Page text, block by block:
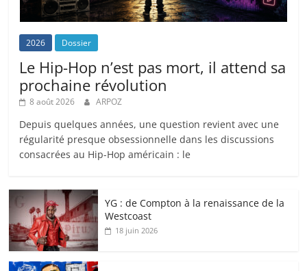
2026 Dossier
Le Hip-Hop n’est pas mort, il attend sa
prochaine révolution
8 août 2026 ARPOZ
Depuis quelques années, une question revient avec une
régularité presque obsessionnelle dans les discussions
consacrées au Hip-Hop américain : le
YG : de Compton à la renaissance de la
Westcoast
18 juin 2026